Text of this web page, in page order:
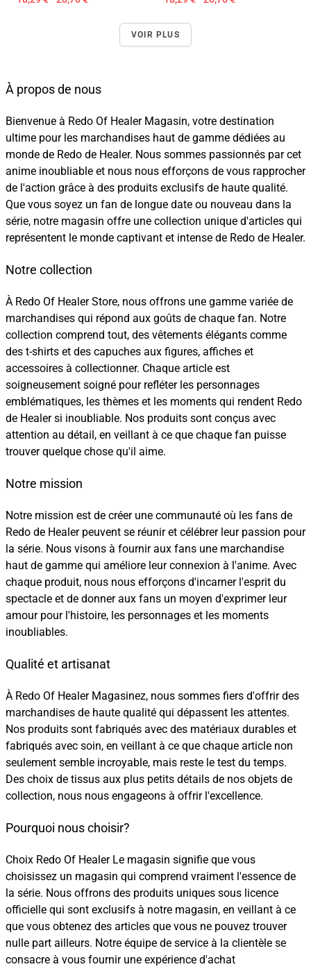
VOIR PLUS
À propos de nous
Bienvenue à Redo Of Healer Magasin, votre destination
ultime pour les marchandises haut de gamme dédiées au
monde de Redo de Healer. Nous sommes passionnés par cet
anime inoubliable et nous nous efforçons de vous rapprocher
de l'action grâce à des produits exclusifs de haute qualité.
Que vous soyez un fan de longue date ou nouveau dans la
série, notre magasin offre une collection unique d'articles qui
représentent le monde captivant et intense de Redo de Healer.
Notre collection
À Redo Of Healer Store, nous offrons une gamme variée de
marchandises qui répond aux goûts de chaque fan. Notre
collection comprend tout, des vêtements élégants comme
des t-shirts et des capuches aux figures, affiches et
accessoires à collectionner. Chaque article est
soigneusement soigné pour refléter les personnages
emblématiques, les thèmes et les moments qui rendent Redo
de Healer si inoubliable. Nos produits sont conçus avec
attention au détail, en veillant à ce que chaque fan puisse
trouver quelque chose qu'il aime.
Notre mission
Notre mission est de créer une communauté où les fans de
Redo de Healer peuvent se réunir et célébrer leur passion pour
la série. Nous visons à fournir aux fans une marchandise
haut de gamme qui améliore leur connexion à l'anime. Avec
chaque produit, nous nous efforçons d'incarner l'esprit du
spectacle et de donner aux fans un moyen d'exprimer leur
amour pour l'histoire, les personnages et les moments
inoubliables.
Qualité et artisanat
À Redo Of Healer Magasinez, nous sommes fiers d'offrir des
marchandises de haute qualité qui dépassent les attentes.
Nos produits sont fabriqués avec des matériaux durables et
fabriqués avec soin, en veillant à ce que chaque article non
seulement semble incroyable, mais reste le test du temps.
Des choix de tissus aux plus petits détails de nos objets de
collection, nous nous engageons à offrir l'excellence.
Pourquoi nous choisir?
Choix Redo Of Healer Le magasin signifie que vous
choisissez un magasin qui comprend vraiment l'essence de
la série. Nous offrons des produits uniques sous licence
officielle qui sont exclusifs à notre magasin, en veillant à ce
que vous obtenez des articles que vous ne pouvez trouver
nulle part ailleurs. Notre équipe de service à la clientèle se
consacre à vous fournir une expérience d'achat